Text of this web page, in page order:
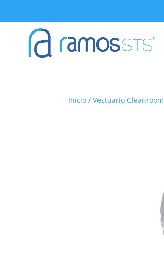
Inicio /Vestuario Cleanroom